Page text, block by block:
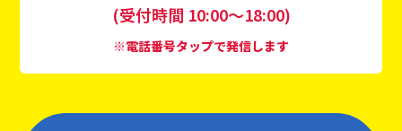
(受付時間 10:00〜18:00)
※電話番号タップで発信します